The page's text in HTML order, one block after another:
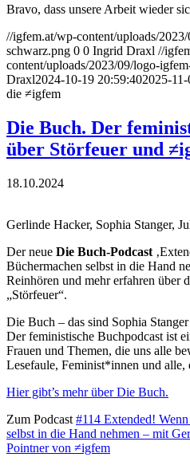
Bravo, dass unsere Arbeit wieder
//igfem.at/wp-content/uploads/
schwarz.png 0 0 Ingrid Draxl //
content/uploads/2023/09/logo-
Draxl2024-10-19 20:59:402025-
die ≠igfem
Die Buch. Der
über Störfeuer und
18.10.2024
Gerlinde Hacker, Sophia Stanger,
Der neue Die Buch-Podcast
Büchermachen selbst in die Hand
Reinhören und mehr erfahren über
„Störfeuer“.
Die Buch – das sind Sophia
Der feministische Buchpodcast ist
Frauen und Themen, die uns alle
Lesefaule, Feminist*innen und alle,
Hier gibt’s mehr über Die Buch.
Zum Podcast #114 Extended!
selbst in die Hand nehmen – mit
Pointner von ≠igfem